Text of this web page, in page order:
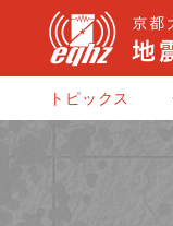
トピックス